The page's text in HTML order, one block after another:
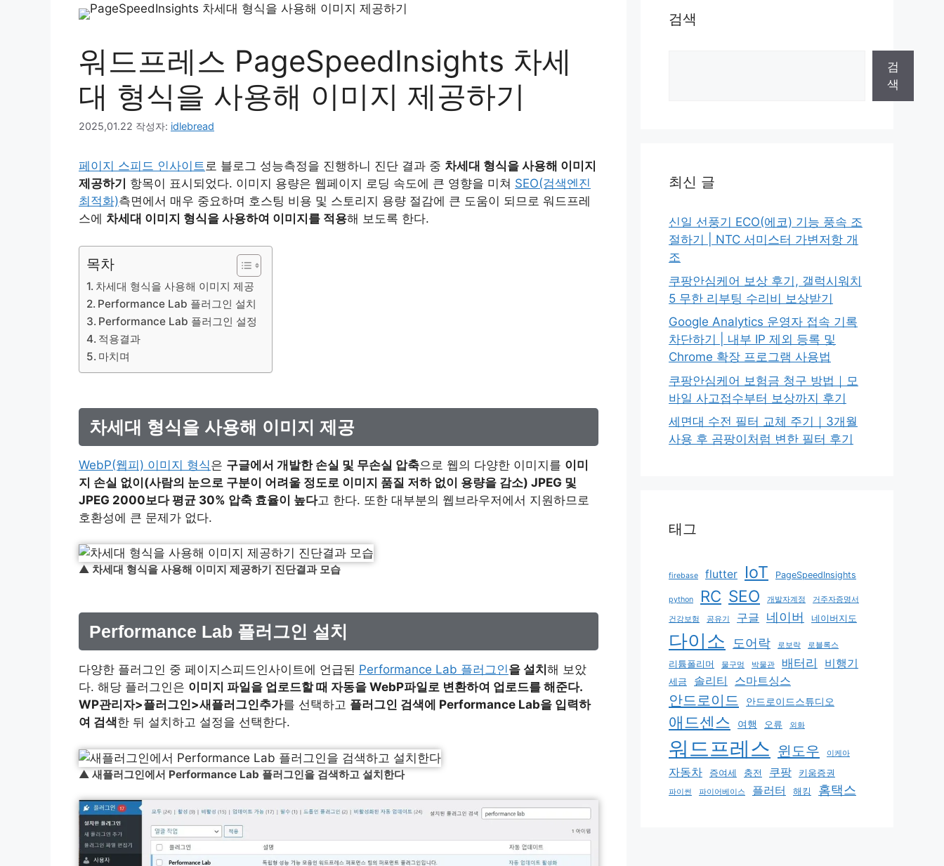
워드프레스 PageSpeedInsights 차세
대 형식을 사용해 이미지 제공하기
2025,01.22 작성자: idlebread
페이지 스피드 인사이트로 블로그 성능측정을 진행하니 진단 결과 중 차세대 형식을 사용해 이미지
제공하기
항목이 표시되었다. 이미지 용량은 웹페이지 로딩 속도에 큰 영향을 미쳐 SEO(검색엔진
최적화)측면에서 매우 중요하며 호스팅 비용 및 스토리지 용량 절감에 큰 도움이 되므로 워드프레
스에 차세대 이미지 형식을 사용하여 이미지를 적용해 보도록 한다.
목차
차세대 형식을 사용해 이미지 제공
Performance Lab 플러그인 설치
Performance Lab 플러그인 설정
적용결과
마치며
차세대 형식을 사용해 이미지 제공
WebP(웹피) 이미지 형식은 구글에서 개발한 손실 및 무손실 압축으로 웹의 다양한 이미지를 이미
지 손실 없이(사람의 눈으로 구분이 어려울 정도로 이미지 품질 저하 없이 용량을 감소) JPEG 및
JPEG 2000보다 평균 30% 압축 효율이 높다고 한다. 또한 대부분의 웹브라우저에서 지원하므로
호환성에 큰 문제가 없다.
▲ 차세대 형식을 사용해 이미지 제공하기 진단결과 모습
Performance Lab 플러그인 설치
다양한 플러그인 중 페이지스피드인사이트에 언급된 Performance Lab 플러그인을 설치 해 보았
다. 해당 플러그인은 이미지 파일을 업로드할 때 자동을 WebP파일로 변환하여 업로드를 해준다.
WP관리자>플러그인>새플러그인추가를 선택하고 플러그인 검색에 Performance Lab을 입력하
여 검색한 뒤 설치하고 설정을 선택한다.
▲ 새플러그인에서 Performance Lab 플러그인을 검색하고 설치한다
검색
검
색
최신 글
신일 선풍기 ECO(에코) 기능 풍속 조
절하기 | NTC 서미스터 가변저항 개
조
쿠팡안심케어 보상 후기, 갤럭시워치
5 무한 리부팅 수리비 보상받기
Google Analytics 운영자 접속 기록
차단하기 | 내부 IP 제외 등록 및
Chrome 확장 프로그램 사용법
쿠팡안심케어 보험금 청구 방법｜모
바일 사고접수부터 보상까지 후기
세면대 수전 필터 교체 주기｜3개월
사용 후 곰팡이처럼 변한 필터 후기
태그
firebase flutter IoT PageSpeedInsights
python RC SEO 개발자계정 거주자증명서
건강보험 공유기 구글 네이버 네이버지도
다이소 도어락 로보락 로블록스
리튬폴리머 물구멍 박물관 배터리 비행기
세금 솔리티 스마트싱스
안드로이드 안드로이드스튜디오
애드센스 여행 오류 외화
워드프레스 윈도우 이케아
자동차 증여세 충전 쿠팡 키움증권
파이썬 파이어베이스 플러터 해킹 홈택스